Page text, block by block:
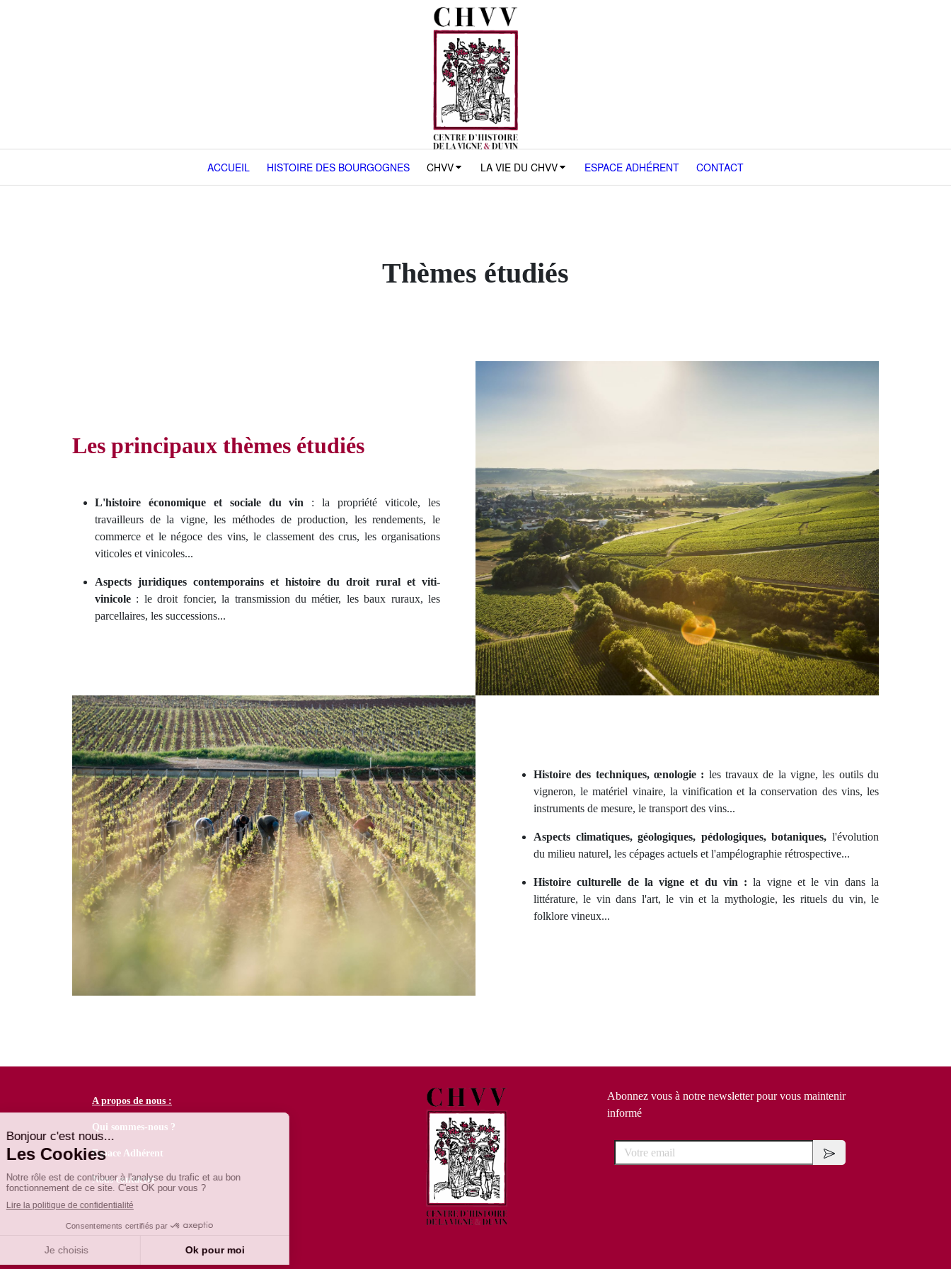
ACCUEIL HISTOIRE DES BOURGOGNES CHVV LA VIE DU CHVV ESPACE ADHÉRENT CONTACT
Thèmes étudiés
Les principaux thèmes étudiés
L'histoire économique et sociale du vin : la propriété viticole, les
travailleurs de la vigne, les méthodes de production, les rendements, le
commerce et le négoce des vins, le classement des crus, les organisations
viticoles et vinicoles...
Aspects juridiques contemporains et histoire du droit rural et viti-
vinicole : le droit foncier, la transmission du métier, les baux ruraux, les
parcellaires, les successions...
Histoire des techniques, œnologie : les travaux de la vigne, les outils du
vigneron, le matériel vinaire, la vinification et la conservation des vins, les
instruments de mesure, le transport des vins...
Aspects climatiques, géologiques, pédologiques, botaniques, l'évolution
du milieu naturel, les cépages actuels et l'ampélographie rétrospective...
Histoire culturelle de la vigne et du vin :la vigne et le vin dans la
littérature, le vin dans l'art, le vin et la mythologie, les rituels du vin, le
folklore vineux...
A propos de nous :
Qui sommes-nous ?
Espace Adhérent
Nous contacter
Abonnez vous à notre newsletter pour vous maintenir
informé
Votre email